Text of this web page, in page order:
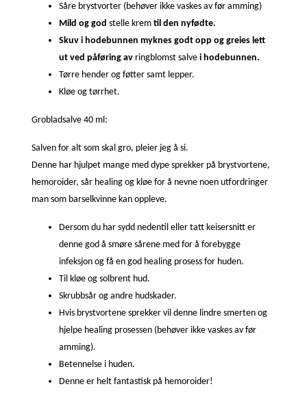
Såre brystvorter (behøver ikke vaskes av før amming)
Mild og god stelle krem til den nyfødte.
Skuv i hodebunnen myknes godt opp og greies lett
ut ved påføring av ringblomst salve i hodebunnen.
Tørre hender og føtter samt lepper.
Kløe og tørrhet.
Grobladsalve 40 ml:
Salven for alt som skal gro, pleier jeg å si.
Denne har hjulpet mange med dype sprekker på brystvortene,
hemoroider, sår healing og kløe for å nevne noen utfordringer
man som barselkvinne kan oppleve.
Dersom du har sydd nedentil eller tatt keisersnitt er
denne god å smøre sårene med for å forebygge
infeksjon og få en god healing prosess for huden.
Til kløe og solbrent hud.
Skrubbsår og andre hudskader.
Hvis brystvortene sprekker vil denne lindre smerten og
hjelpe healing prosessen (behøver ikke vaskes av før
amming).
Betennelse i huden.
Denne er helt fantastisk på hemoroider!